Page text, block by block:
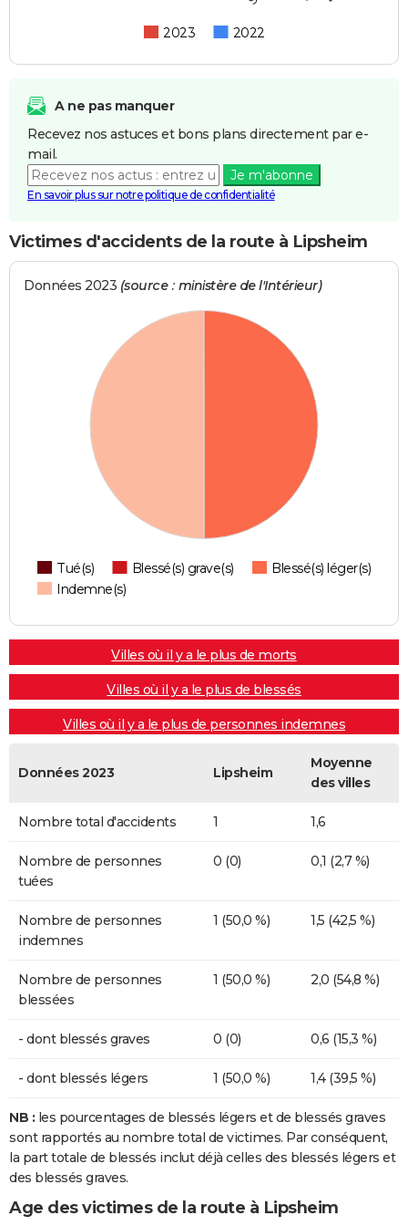
2023 2022
A ne pas manquer
Recevez nos astuces et bons plans directement par e-
mail.
Je m'abonne
En savoir plus sur notre politique de confidentialité
Victimes d'accidents de la route à Lipsheim
Données 2023 (source : ministère de l'Intérieur)
Tué(s) Blessé(s) grave(s)
Blessé(s) léger(s)
Indemne(s)
Villes où il y a le plus de morts
Villes où il y a le plus de blessés
Villes où il y a le plus de personnes indemnes
Données 2023 Lipsheim
Moyenne
des villes
Nombre total d'accidents 1 1,6
Nombre de personnes
tuées
0 (0) 0,1 (2,7 %)
Nombre de personnes
indemnes
1 (50,0 %) 1,5 (42,5 %)
Nombre de personnes
blessées
1 (50,0 %) 2,0 (54,8 %)
- dont blessés graves 0 (0) 0,6 (15,3 %)
- dont blessés légers 1 (50,0 %) 1,4 (39,5 %)
NB : les pourcentages de blessés légers et de blessés graves
sont rapportés au nombre total de victimes. Par conséquent,
la part totale de blessés inclut déjà celles des blessés légers et
des blessés graves.
Age des victimes de la route à Lipsheim